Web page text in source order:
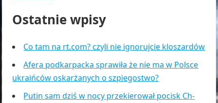
Ostatnie wpisy
Co tam na rt.com? czyli nie ignorujcie kloszardów
Afera podkarpacka sprawiła że nie ma w Polsce
ukraińców oskarżanych o szpiegostwo?
Putin sam dziś w nocy przekierował pocisk Ch-